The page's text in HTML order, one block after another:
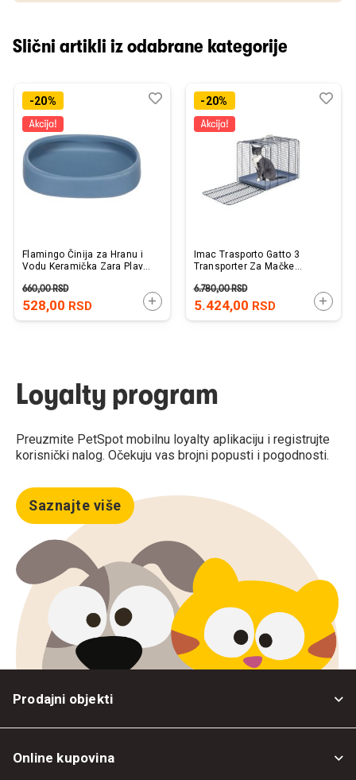
Slični artikli iz odabrane kategorije
-20%
Flamingo Činija za Hranu i
Vodu Keramička Zara Plava
528,00 RSD
660,00RSD
DODAJTE U KORPU
Dodaj
Uporedi-20%
Imac Trasporto Gatto 3
Transporter Za Mačke
5.424,00 RSD
6.780,00RSD
Loyalty program
Preuzmite PetSpot mobilnu loyalty aplikaciju i registrujte
korisnički nalog. Očekuju vas brojni popusti i pogodnosti.
Saznajte više
Prodajni objekti
Online kupovina